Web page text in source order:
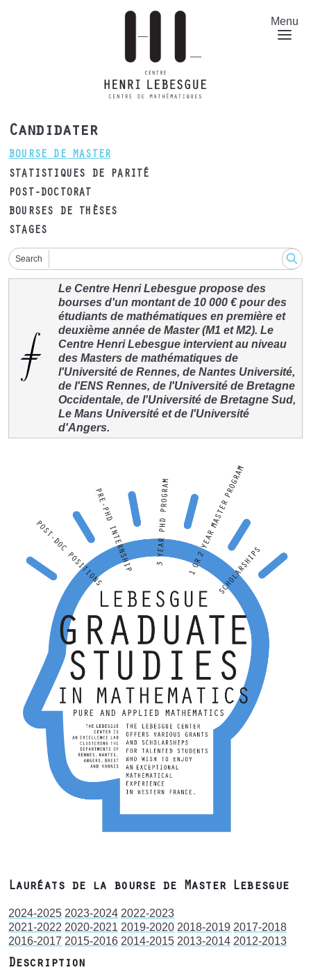
Menu
Candidater
BOURSE DE MASTER
STATISTIQUES DE PARITÉ
POST-DOCTORAT
BOURSES DE THÈSES
STAGES
Search
Le Centre Henri Lebesgue propose des
bourses d'un montant de 10 000 € pour des
étudiants de mathématiques en première et
deuxième année de Master (M1 et M2). Le
Centre Henri Lebesgue intervient au niveau
des Masters de mathématiques de
l'Université de Rennes, de Nantes Université,
de l'ENS Rennes, de l'Université de Bretagne
Occidentale, de l'Université de Bretagne Sud,
Le Mans Université et de l'Université
d'Angers.
Lauréats de la bourse de Master Lebesgue
2024-2025 2023-2024 2022-2023
2021-2022 2020-2021 2019-2020 2018-2019 2017-2018
2016-2017 2015-2016 2014-2015 2013-2014 2012-2013
Description